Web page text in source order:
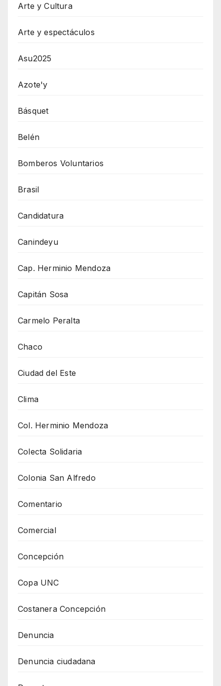
Arte y Cultura
Arte y espectáculos
Asu2025
Azote'y
Básquet
Belén
Bomberos Voluntarios
Brasil
Candidatura
Canindeyu
Cap. Herminio Mendoza
Capitán Sosa
Carmelo Peralta
Chaco
Ciudad del Este
Clima
Col. Herminio Mendoza
Colecta Solidaria
Colonia San Alfredo
Comentario
Comercial
Concepción
Copa UNC
Costanera Concepción
Denuncia
Denuncia ciudadana